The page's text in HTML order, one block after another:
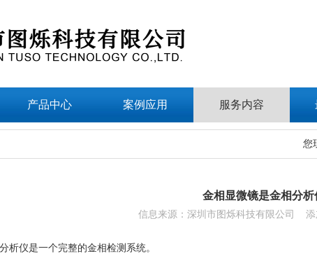
产品中心 案例应用 服务内容
您
金相显微镜是金相分析
信息来源：深圳市图烁科技有限公司 添
析仪是一个完整的金相检测系统。